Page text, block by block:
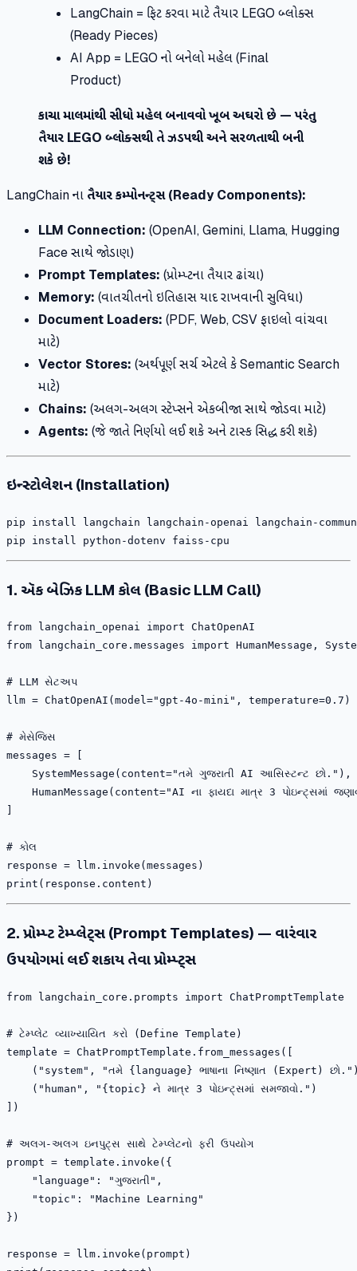
LangChain = ફિટ કરવા માટે તૈયાર LEGO બ્લોક્સ
(Ready Pieces)
AI App = LEGO નો બનેલો મહેલ (Final
Product)
કાચા માલમાંથી સીધો મહેલ બનાવવો ખૂબ અઘરો છે — પરંતુ
તૈયાર LEGO બ્લોક્સથી તે ઝડપથી અને સરળતાથી બની
શકે છે!
LangChain ના તૈયાર કમ્પોનન્ટ્સ (Ready Components):
LLM Connection: (OpenAI, Gemini, Llama, Hugging
Face સાથે જોડાણ)
Prompt Templates: (પ્રોમ્પ્ટના તૈયાર ઢાંચા)
Memory: (વાતચીતનો ઇતિહાસ યાદ રાખવાની સુવિધા)
Document Loaders: (PDF, Web, CSV ફાઇલો વાંચવા
માટે)
Vector Stores: (અર્થપૂર્ણ સર્ચ એટલે કે Semantic Search
માટે)
Chains: (અલગ-અલગ સ્ટેપ્સને એકબીજા સાથે જોડવા માટે)
Agents: (જે જાતે નિર્ણયો લઈ શકે અને ટાસ્ક સિદ્ધ કરી શકે)
ઇન્સ્ટોલેશન (Installation)
pip install langchain langchain-openai langchain-
1. ઍક બેઝિક LLM કોલ (Basic LLM Call)
from langchain_openai import ChatOpenAI
from langchain_core.messages import HumanMessage,
# LLM સેટઅપ
llm = ChatOpenAI(model="gpt-4o-mini", temperature=0.7)
# મેસેજિસ
messages = [
    SystemMessage(content="તમે ગુજરાતી AI આસિસ્ટન્ટ છો."),
HumanMessage(content="AI ના ફાયદા માત્ર 3 પોઇન્ટ્સમાં
# કોલ
response = llm.invoke(messages)
2. પ્રોમ્પ્ટ ટેમ્પ્લેટ્સ (Prompt Templates) — વારંવાર
ઉપયોગમાં લઈ શકાય તેવા પ્રોમ્પ્ટ્સ
from langchain_core.prompts import ChatPromptTemplate
# ટેમ્પ્લેટ વ્યાખ્યાયિત કરો (Define Template)
template = ChatPromptTemplate.from_messages([
("system", "તમે {language} ભાષાના નિષ્ણાત (Expert)
    ("human", "{topic} ને માત્ર 3 પોઇન્ટ્સમાં સમજાવો.")
])
# અલગ-અલગ ઇનપુટ્સ સાથે ટેમ્પ્લેટનો ફરી ઉપયોગ
prompt = template.invoke({
    "language": "ગુજરાતી",
    "topic": "Machine Learning"
})
response = llm.invoke(prompt)